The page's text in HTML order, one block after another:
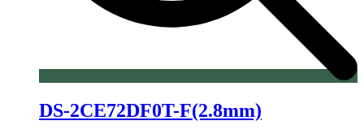
DS-2CE72DF0T-F(2.8mm)